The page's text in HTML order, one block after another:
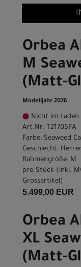
Orbea
M
(Matt-
Modelljahr 2026
Nicht im
Art.Nr. T21705FA
Farbe: Seaweed
Geschlecht:
Rahmengröße: M
pro Stück (inkl.
Grossartikel)
5.499,00 EUR
Orbea
XL
(Matt-